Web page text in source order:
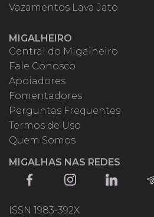
Vazamentos Lava Jato
MIGALHEIRO
Central do Migalheiro
Fale Conosco
Apoiadores
Fomentadores
Perguntas Frequentes
Termos de Uso
Quem Somos
MIGALHAS NAS REDES
ISSN 1983-392X